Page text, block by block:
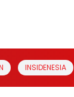
INSIDENESIA